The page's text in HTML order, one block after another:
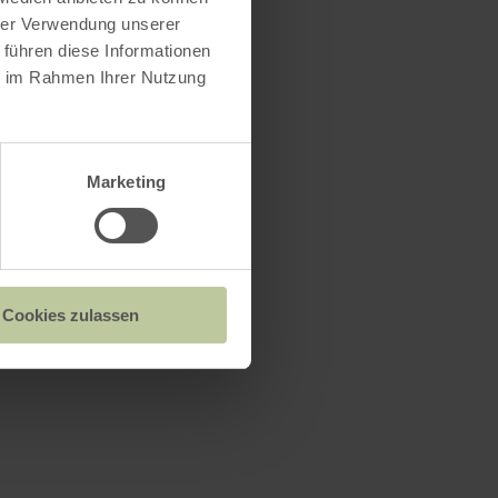
Verwendung unserer
diese Informationen
Rahmen Ihrer Nutzung
Marketing
Cookies zulassen